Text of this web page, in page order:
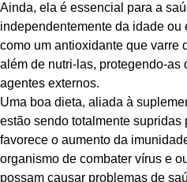
ascórbico, entre outras funções,
prevenindo a anemia.
Ainda, ela é essencial para a
independentemente da idade ou
como um antioxidante que varre
além de nutri-las, protegendo-
agentes externos.
Uma boa dieta, aliada à
estão sendo totalmente supridas
favorece o aumento da